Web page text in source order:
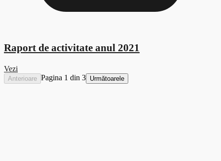
Raport de activitate anul 2021
Vezi
Anterioare Pagina 1 din 3 Următoarele